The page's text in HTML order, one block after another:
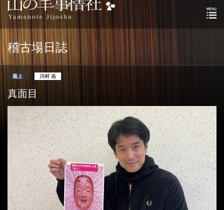
稽古場日誌
葵上 川村 岳
真面目